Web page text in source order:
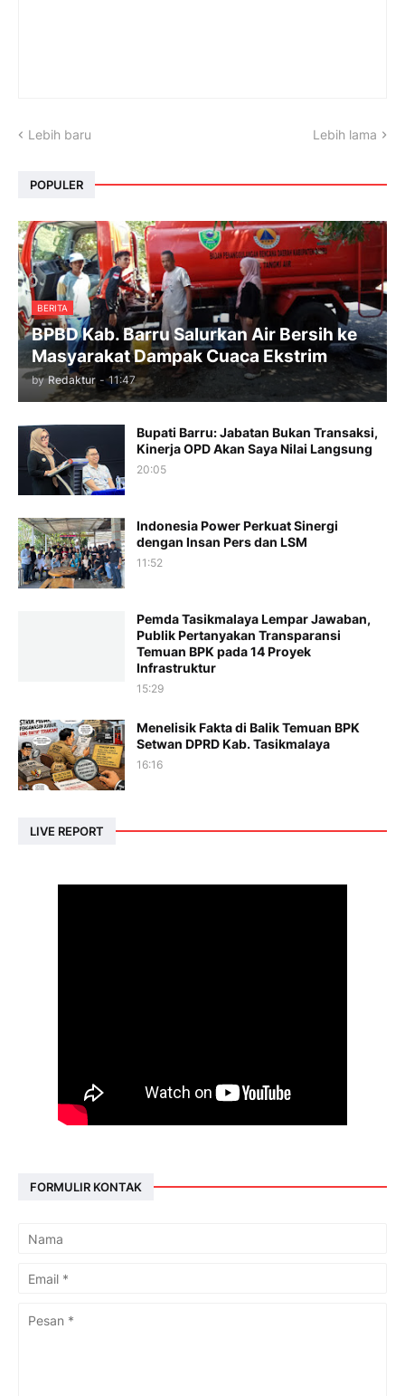
Lebih baru Lebih lama
POPULER
BERITA
BPBD Kab. Barru Salurkan Air Bersih ke
Masyarakat Dampak Cuaca Ekstrim
by Redaktur - 11:47
Bupati Barru: Jabatan Bukan Transaksi,
Kinerja OPD Akan Saya Nilai Langsung
20:05
Indonesia Power Perkuat Sinergi
dengan Insan Pers dan LSM
11:52
Pemda Tasikmalaya Lempar Jawaban,
Publik Pertanyakan Transparansi
Temuan BPK pada 14 Proyek
Infrastruktur
15:29
Menelisik Fakta di Balik Temuan BPK
Setwan DPRD Kab. Tasikmalaya
16:16
LIVE REPORT
FORMULIR KONTAK